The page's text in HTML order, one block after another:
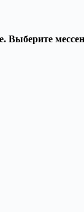
Выберите